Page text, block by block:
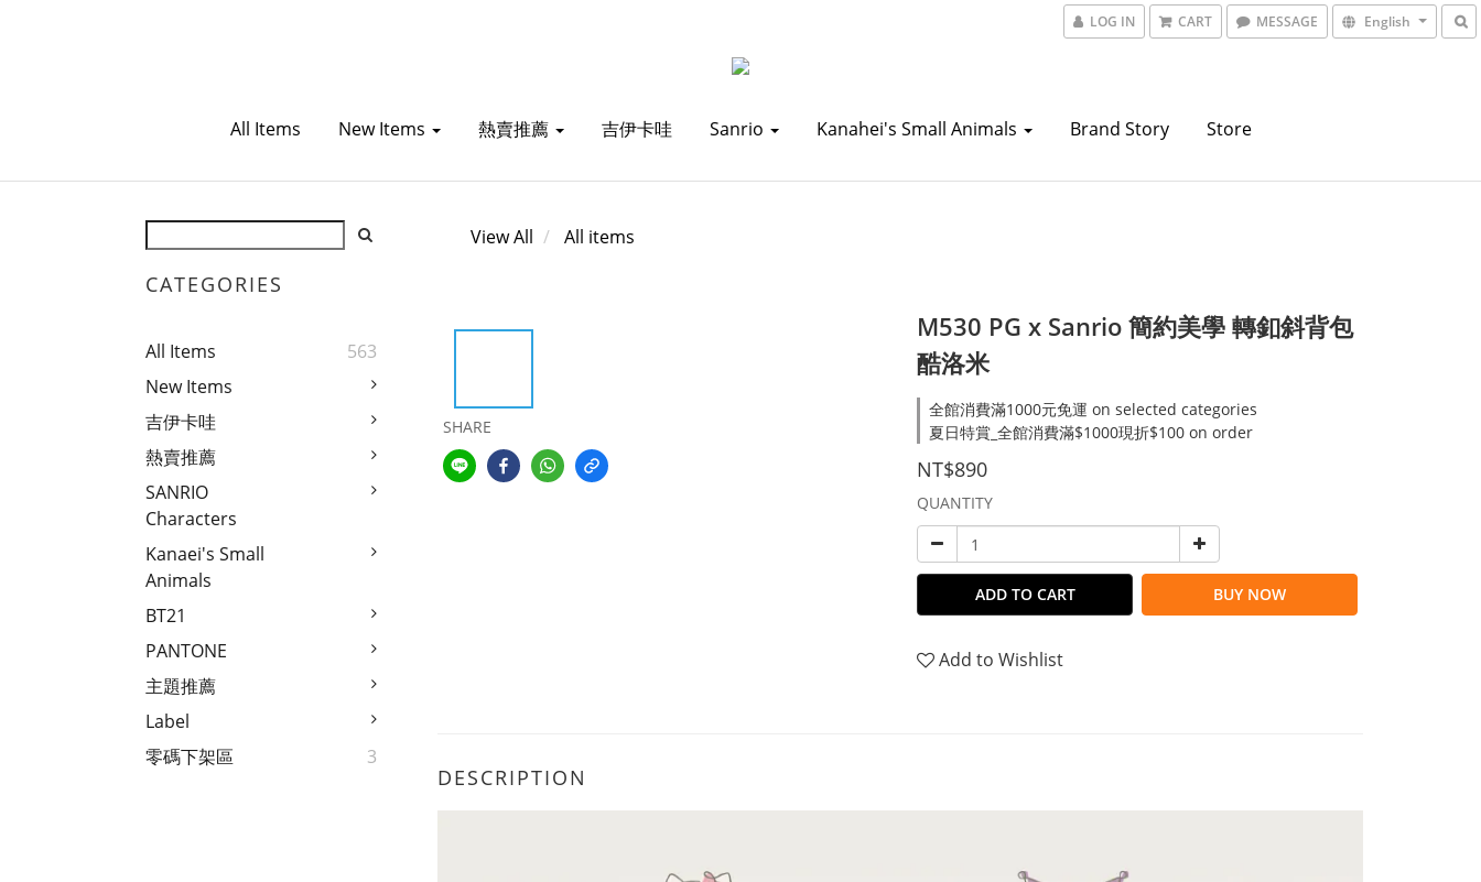
LOG IN CART MESSAGE English
All Items New Items 熱賣推薦 吉伊卡哇 Sanrio Kanahei's Small Animals Brand Story Store
CATEGORIES
All Items
563
New Items
吉伊卡哇
熱賣推薦
SANRIO
Characters
Kanaei's Small
Animals
BT21
PANTONE
主題推薦
Label
零碼下架區
3
View All All items
SHARE
M530 PG x Sanrio 簡約美學 轉釦斜背包
酷洛米
全館消費滿1000元免運 on selected categories
夏日特賞_全館消費滿$1000現折$100 on order
NT$890
QUANTITY
ADD TO CART BUY NOW
Add to Wishlist
DESCRIPTION